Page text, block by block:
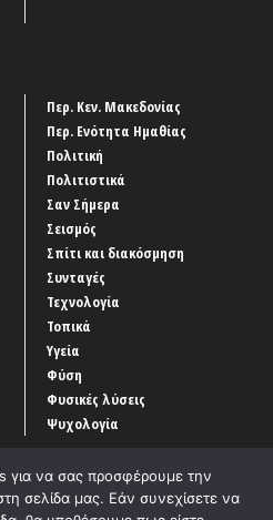
Περ. Κεν. Μακεδονίας
Περ. Ενότητα Ημαθίας
Πολιτική
Πολιτιστικά
Σαν Σήμερα
Σεισμός
Σπίτι και διακόσμηση
Συνταγές
Τεχνολογία
Τοπικά
Υγεία
Φύση
Φυσικές λύσεις
Ψυχολογία
για να σας προσφέρουμε την
σελίδα μας. Εάν συνεχίσετε να